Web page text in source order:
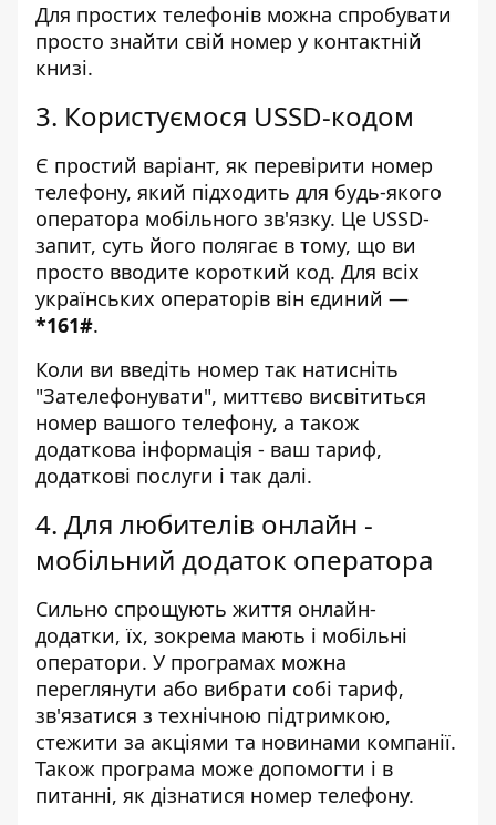
Для простих телефонів можна спробувати
просто знайти свій номер у контактній
книзі.
3. Користуємося USSD-кодом
Є простий варіант, як перевірити номер
телефону, який підходить для будь-якого
оператора мобільного зв'язку. Це USSD-
запит, суть його полягає в тому, що ви
просто вводите короткий код. Для всіх
українських операторів він єдиний —
*161#.
Коли ви введіть номер так натисніть
"Зателефонувати", миттєво висвітиться
номер вашого телефону, а також
додаткова інформація - ваш тариф,
додаткові послуги і так далі.
4. Для любителів онлайн -
мобільний додаток оператора
Сильно спрощують життя онлайн-
додатки, їх, зокрема мають і мобільні
оператори. У програмах можна
переглянути або вибрати собі тариф,
зв'язатися з технічною підтримкою,
стежити за акціями та новинами компанії.
Також програма може допомогти і в
питанні, як дізнатися номер телефону.